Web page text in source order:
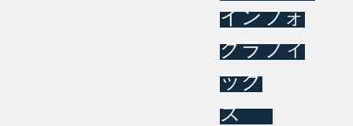
インフォ
グラフィ
ック
ス